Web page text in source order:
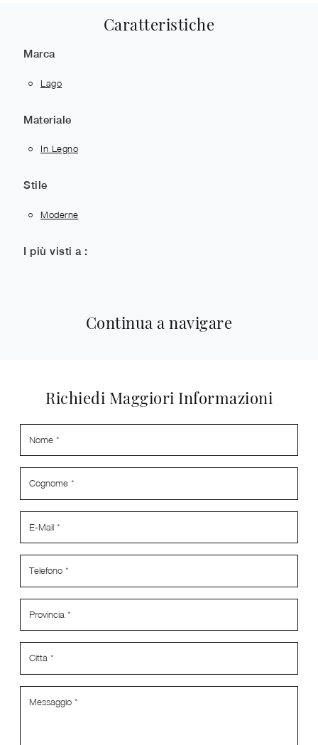
Caratteristiche
Marca
Lago
Materiale
In Legno
Stile
Moderne
I più visti a :
Continua a navigare
Richiedi Maggiori Informazioni